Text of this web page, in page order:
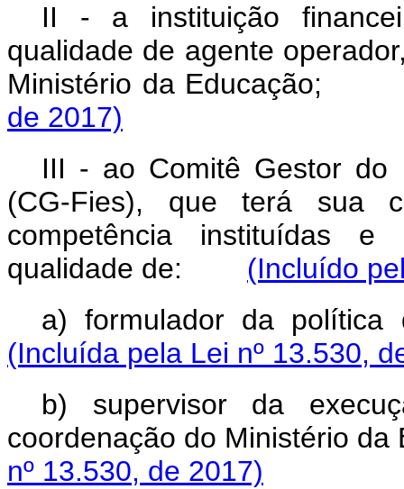
II - a instituição
qualidade de agente
Ministério da
de 2017)
III - ao Comitê Gestor do
(CG-Fies), que terá sua
competência instituídas e
qualidade de: (Incluído
a) formulador da
(Incluída pela Lei nº 13.530,
b) supervisor da
coordenação do Ministério
nº 13.530, de 2017)